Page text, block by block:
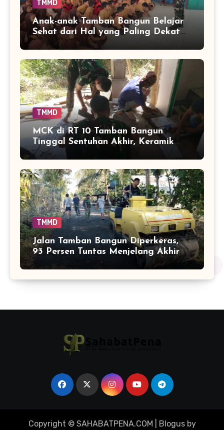
TMMD
Anak-anak Tamban Bangun Belajar
Sehat dari Hal yang Paling Dekat
dengan Keseharian
TMMD
MCK di RT 10 Tamban Bangun
Tinggal Sentuhan Akhir, Keramik
Capai 75 Persen
TMMD
Jalan Tamban Bangun Diperkeras,
93 Persen Tuntas Menjelang Akhir
TMMD
Copyright © SAHABATPENA.COM Blogusby